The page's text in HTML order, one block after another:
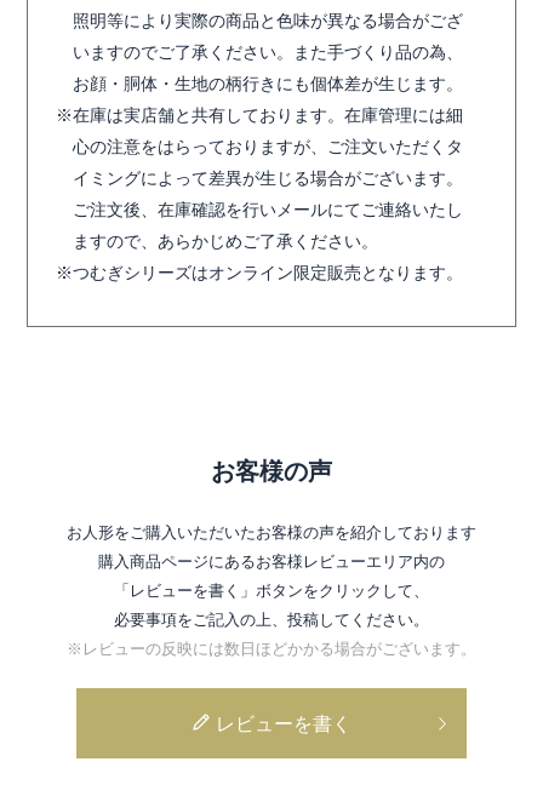
照明等により実際の商品と色味が異なる場合がござ
いますのでご了承ください。また手づくり品の為、
お顔・胴体・生地の柄行きにも個体差が生じます。
在庫は実店舗と共有しております。在庫管理には細
心の注意をはらっておりますが、ご注文いただくタ
イミングによって差異が生じる場合がございます。
ご注文後、在庫確認を行いメールにてご連絡いたし
ますので、あらかじめご了承ください。
つむぎシリーズはオンライン限定販売となります。
お客様の声
お人形をご購入いただいたお客様の声を紹介しております
購入商品ページにあるお客様レビューエリア内の
「レビューを書く」ボタンをクリックして、
必要事項をご記入の上、投稿してください。
※レビューの反映には数日ほどかかる場合がございます。
レビューを書く